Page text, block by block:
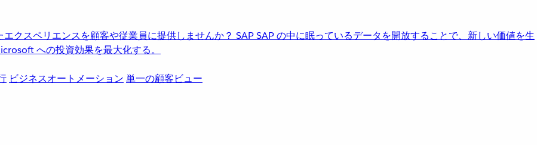
クスペリエンスを顧客や従業員に提供しませんか？ SAPSAP の中に眠っているデータを開放することで、新しい価値を生
への投資効果を最大化する。
ビジネスオートメーション 単一の顧客ビュー